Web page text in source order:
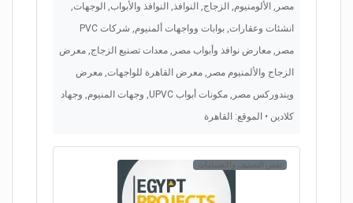
مصر, الألومنيوم, الزجاج, النوافذ, النوافذ والأبواب, الوجهات,
انشئات وعقارات, بوابات وواجهات ألمنيوم, شركات PVC
مصر, معارض نوافذ وأبواب مصر, معدات تصنيع الزجاج, معرض
الزجاج والألمنيوم مصر, معرض القاهرة للواجهات, معرض
ويندوركس مصر, مكونات أبواب UPVC, وجهات المنيوم, وجهاد
كلادين • الموقع: القاهرة
نفس التصنيف والاهتمامات